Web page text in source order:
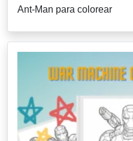
Ant-Man para colorear